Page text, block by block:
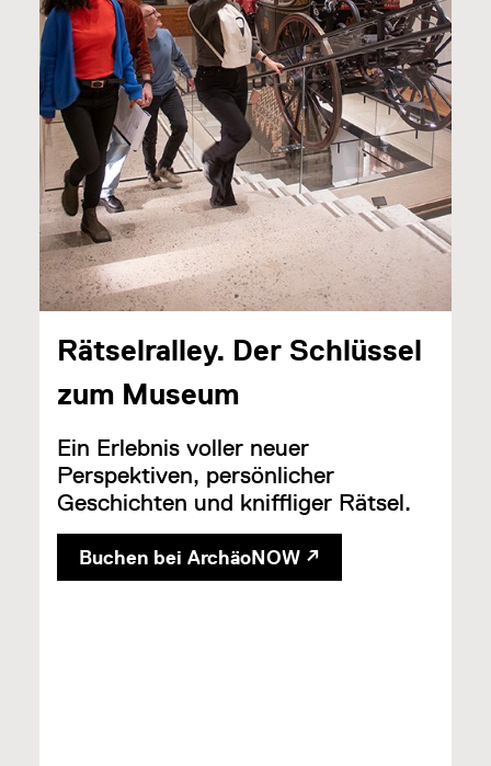
Rätselralley. Der Schlüssel
zum Museum
Ein Erlebnis voller neuer
Perspektiven, persönlicher
Geschichten und kniffliger Rätsel.
Buchen bei ArchäoNOW ↗